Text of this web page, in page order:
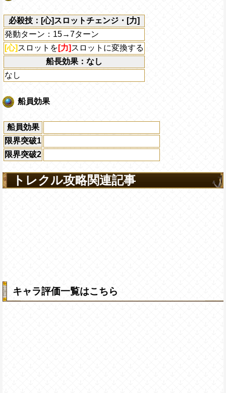
必殺技：[心]スロットチェンジ・[力]
発動ターン：15→7ターン
[心]スロットを [力]スロットに変換する
船長効果：なし
なし
船員効果
船員効果
限界突破1
限界突破2
トレクル攻略関連記事
キャラ評価一覧はこちら